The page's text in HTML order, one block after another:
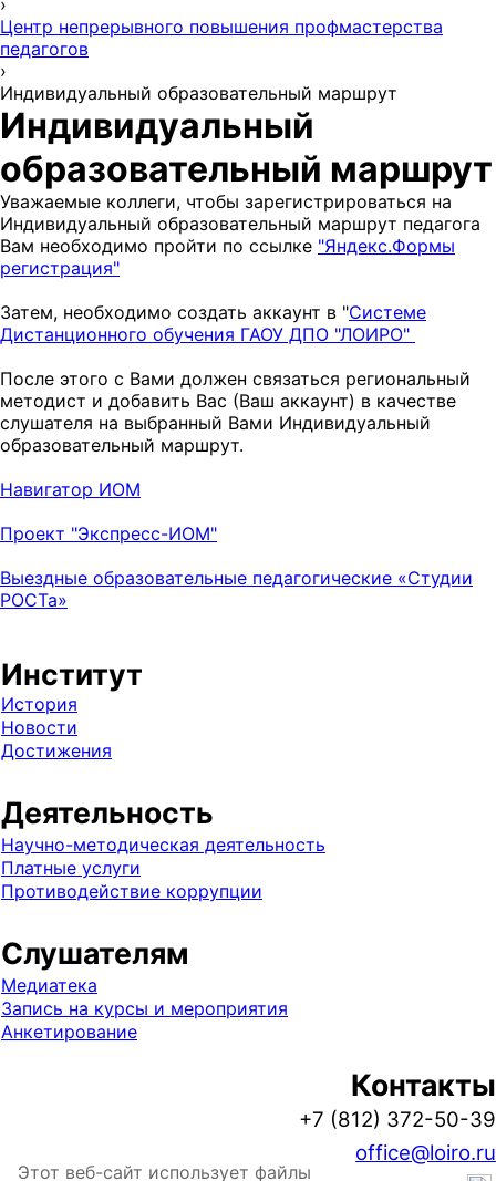
›
Центр непрерывного повышения профмастерства
педагогов
›
Индивидуальный образовательный маршрут
Индивидуальный
образовательный маршрут
Уважаемые коллеги, чтобы зарегистрироваться на
Индивидуальный образовательный маршрут педагога
Вам необходимо пройти по ссылке "Яндекс.Формы
регистрация"
Затем, необходимо создать аккаунт в "Системе
Дистанционного обучения ГАОУ ДПО "ЛОИРО"
После этого с Вами должен связаться региональный
методист и добавить Вас (Ваш аккаунт) в качестве
слушателя на выбранный Вами Индивидуальный
образовательный маршрут.
Навигатор ИОМ
Проект "Экспресс-ИОМ"
Выездные образовательные педагогические «Студии
РОСТа»
Институт
История
Новости
Достижения
Деятельность
Научно-методическая деятельность
Платные услуги
Противодействие коррупции
Слушателям
Медиатека
Запись на курсы и мероприятия
Анкетирование
Контакты
+7 (812) 372-50-39
office@loiro.ru
Этот веб-сайт использует файлы